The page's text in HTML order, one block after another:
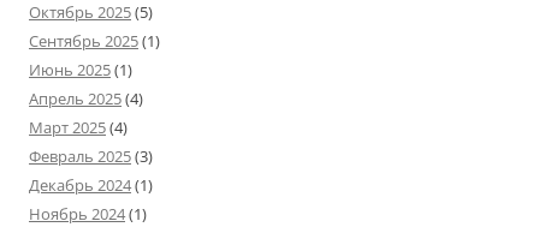
Октябрь 2025(5)
Сентябрь 2025(1)
Июнь 2025(1)
Апрель 2025(4)
Март 2025(4)
Февраль 2025(3)
Декабрь 2024(1)
Ноябрь 2024(1)